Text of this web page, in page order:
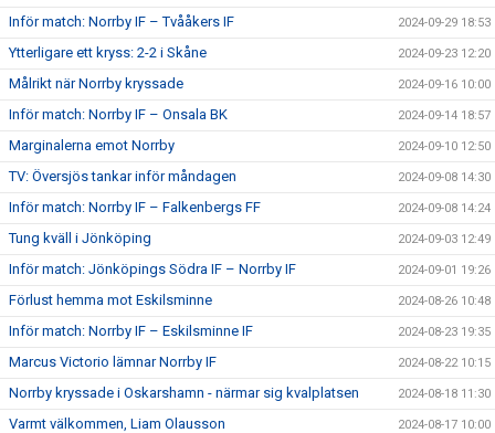
Inför match: Norrby IF – Tvååkers IF 2024-09-29 18:53
Ytterligare ett kryss: 2-2 i Skåne 2024-09-23 12:20
Målrikt när Norrby kryssade 2024-09-16 10:00
Inför match: Norrby IF – Onsala BK 2024-09-14 18:57
Marginalerna emot Norrby 2024-09-10 12:50
TV: Översjös tankar inför måndagen 2024-09-08 14:30
Inför match: Norrby IF – Falkenbergs FF 2024-09-08 14:24
Tung kväll i Jönköping 2024-09-03 12:49
Inför match: Jönköpings Södra IF – Norrby IF 2024-09-01 19:26
Förlust hemma mot Eskilsminne 2024-08-26 10:48
Inför match: Norrby IF – Eskilsminne IF 2024-08-23 19:35
Marcus Victorio lämnar Norrby IF 2024-08-22 10:15
Norrby kryssade i Oskarshamn - närmar sig kvalplatsen 2024-08-18 11:30
Varmt välkommen, Liam Olausson 2024-08-17 10:00